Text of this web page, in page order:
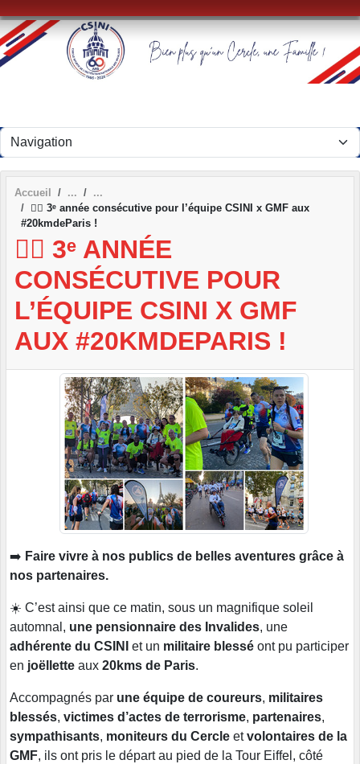
Accueil
🏃‍♂️ 3ᵉ année consécutive pour l’équipe CSINI x GMF aux
#20kmdeParis !
🏃‍♂️ 3ᵉ ANNÉE
CONSÉCUTIVE POUR
L’ÉQUIPE CSINI X GMF
AUX #20KMDEPARIS !
➡️ Faire vivre à nos publics de belles aventures grâce à
nos partenaires.
☀️ C’est ainsi que ce matin, sous un magnifique soleil
automnal, une pensionnaire des Invalides, une
adhérente du CSINI
et un militaire blessé ont pu participer
en joëllette aux 20kms de Paris.
Accompagnés par une équipe de coureurs, militaires
blessés, victimes d’actes de terrorisme, partenaires,
sympathisants, moniteurs du Cercle etvolontaires de la
GMF, ils ont pris le départ au pied de la Tour Eiffel, côté